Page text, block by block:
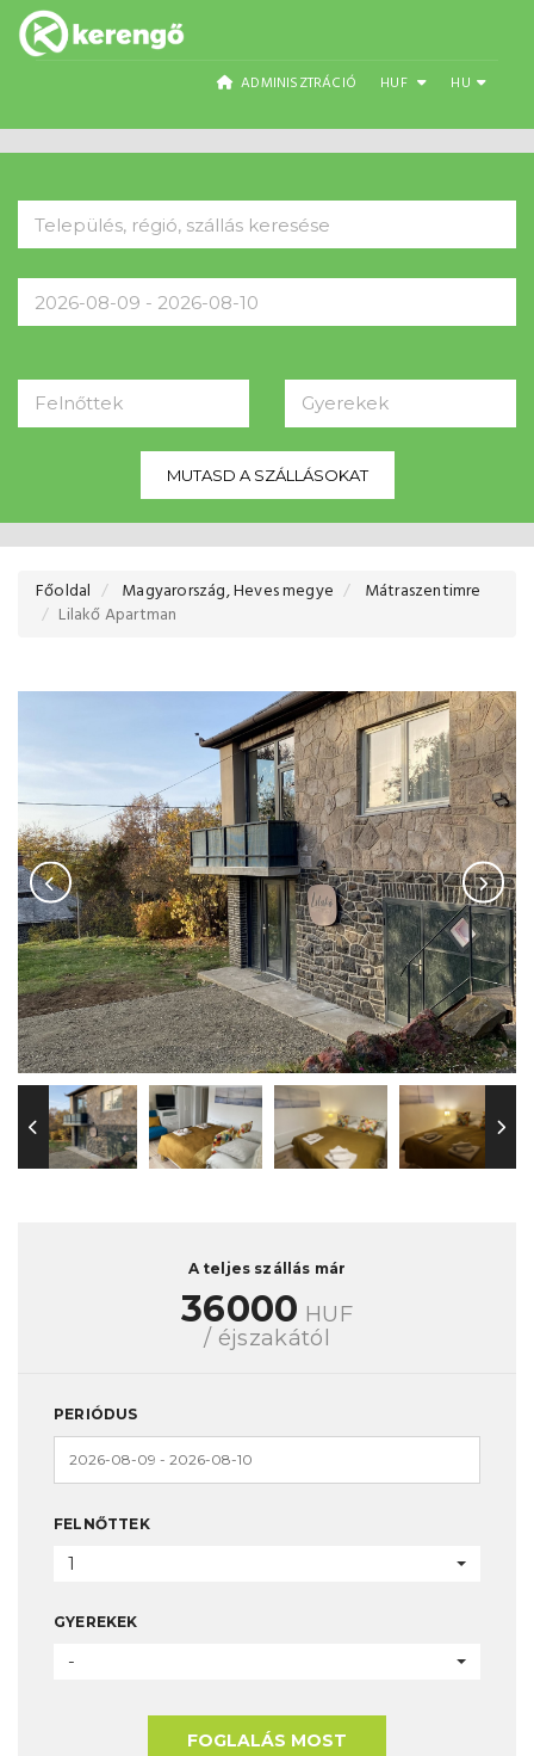
ADMINISZTRÁCIÓ HUF HU
Felnőttek Gyerekek
MUTASD A SZÁLLÁSOKAT
Főoldal Magyarország, Heves megye
Mátraszentimre
Lilakő Apartman
A teljes szállás már
36000 HUF
/ éjszakától
PERIÓDUS
FELNŐTTEK
1
GYEREKEK
-
FOGLALÁS MOST